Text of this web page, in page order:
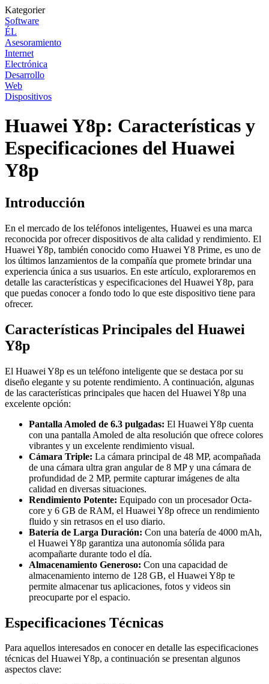
Kategorier
Software
ÉL
Asesoramiento
Internet
Electrónica
Desarrollo
Web
Dispositivos
Huawei Y8p: Características y
Especificaciones del Huawei
Y8p
Introducción
En el mercado de los teléfonos inteligentes, Huawei es una marca
reconocida por ofrecer dispositivos de alta calidad y rendimiento. El
Huawei Y8p, también conocido como Huawei Y8 Prime, es uno de
los últimos lanzamientos de la compañía que promete brindar una
experiencia única a sus usuarios. En este artículo, exploraremos en
detalle las características y especificaciones del Huawei Y8p, para
que puedas conocer a fondo todo lo que este dispositivo tiene para
ofrecer.
Características Principales del Huawei
Y8p
El Huawei Y8p es un teléfono inteligente que se destaca por su
diseño elegante y su potente rendimiento. A continuación, algunas
de las características principales que hacen del Huawei Y8p una
excelente opción:
Pantalla Amoled de 6.3 pulgadas: El Huawei Y8p cuenta
con una pantalla Amoled de alta resolución que ofrece colores
vibrantes y un excelente rendimiento visual.
Cámara Triple: La cámara principal de 48 MP, acompañada
de una cámara ultra gran angular de 8 MP y una cámara de
profundidad de 2 MP, permite capturar imágenes de alta
calidad en diversas situaciones.
Rendimiento Potente: Equipado con un procesador Octa-
core y 6 GB de RAM, el Huawei Y8p ofrece un rendimiento
fluido y sin retrasos en el uso diario.
Batería de Larga Duración: Con una batería de 4000 mAh,
el Huawei Y8p garantiza una autonomía sólida para
acompañarte durante todo el día.
Almacenamiento Generoso: Con una capacidad de
almacenamiento interno de 128 GB, el Huawei Y8p te
permite almacenar tus aplicaciones, fotos y videos sin
preocuparte por el espacio.
Especificaciones Técnicas
Para aquellos interesados en conocer en detalle las especificaciones
técnicas del Huawei Y8p, a continuación se presentan algunos
aspectos clave: